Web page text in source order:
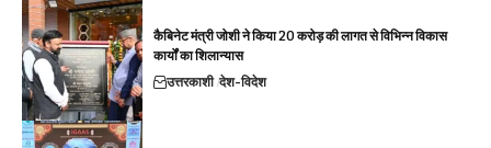
कैबिनेट मंत्री जोशी ने किया 20 करोड़ की लागत से विभिन्न विकास
कार्यों का शिलान्यास
उत्तरकाशी देश-विदेश